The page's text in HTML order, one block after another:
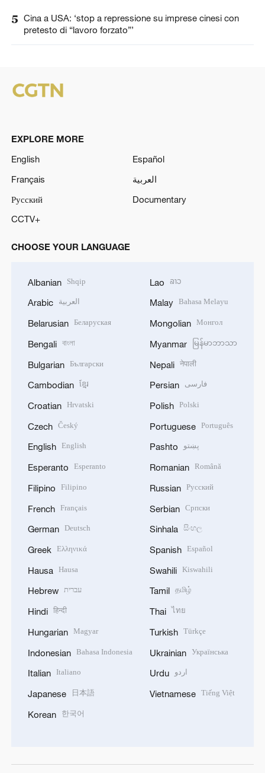
5 Cina a USA: ‘stop a repressione su imprese cinesi con
pretesto di “lavoro forzato”’
EXPLORE MORE
English
Español
Français
العربية
Русский
Documentary
CCTV+
CHOOSE YOUR LANGUAGE
Albanian Shqip
Arabic العربية
Belarusian Беларуская
Bengali বাংলা
Bulgarian Български
Cambodian ខ្មែរ
Croatian Hrvatski
Czech Český
English English
Esperanto Esperanto
Filipino Filipino
French Français
German Deutsch
Greek Ελληνικά
Hausa Hausa
Hebrew עברית
Hindi हिन्दी
Hungarian Magyar
Indonesian Bahasa Indonesia
Italian Italiano
Japanese 日本語
Korean 한국어
Lao ລາວ
Malay Bahasa Melayu
Mongolian Монгол
Myanmar မြန်မာဘာသာ
Nepali नेपाली
Persian فارسی
Polish Polski
Portuguese Português
Pashto پښتو
Romanian Română
Russian Русский
Serbian Српски
Sinhala සිංහල
Spanish Español
Swahili Kiswahili
Tamil தமிழ்
Thai ไทย
Turkish Türkçe
Ukrainian Українська
Urdu اردو
Vietnamese Tiếng Việt